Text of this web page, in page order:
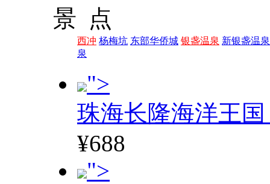
景 点
西冲 杨梅坑 东部华侨城 银盏温泉 新银盏温泉
泉
">
珠海长隆海洋王
¥688
">